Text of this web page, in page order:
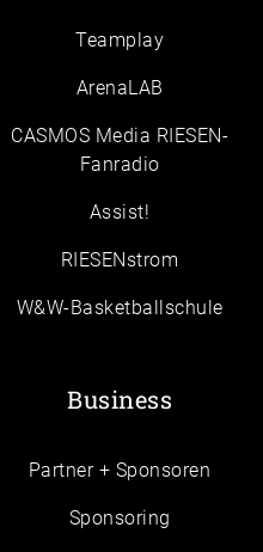
Teamplay
ArenaLAB
CASMOS Media RIESEN-
Fanradio
Assist!
RIESENstrom
W&W-Basketballschule
Business
Partner + Sponsoren
Sponsoring